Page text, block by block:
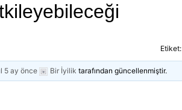
Etiket:
5 ay önce Bir İyilik tarafından güncellenmiştir.